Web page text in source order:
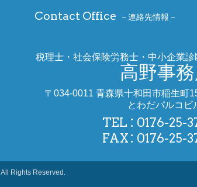
Contact Office 連絡先情報
税理士・社会保険労務士・中小企業診
高野事
〒034-0011 青森県十和田市稲生町
とわだパルコビ
TEL
0176-25-
FAX
0176-25-
Rights Reserved.